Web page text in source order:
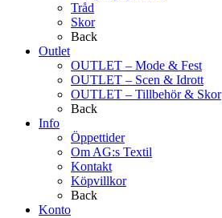
Tråd
Skor
Back
Outlet
OUTLET – Mode & Fest
OUTLET – Scen & Idrott
OUTLET – Tillbehör & Skor
Back
Info
Öppettider
Om AG:s Textil
Kontakt
Köpvillkor
Back
Konto